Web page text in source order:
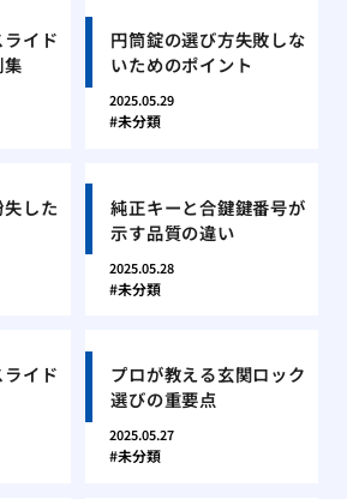
イド
集
円筒錠の選び方失敗しな
いためのポイント
2025.05.29
未分類
した
純正キーと合鍵鍵番号が
示す品質の違い
2025.05.28
未分類
イド
プロが教える玄関ロック
選びの重要点
2025.05.27
未分類